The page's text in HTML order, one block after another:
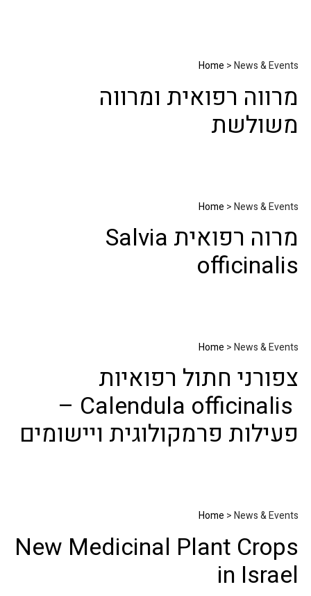
Home > News & Events
מרווה רפואית ומרווה
משולשת
Home > News & Events
מרוה רפואית Salvia
officinalis
Home > News & Events
צפורני חתול רפואיות
Calendula officinalis –
פעילות פרמקולוגית ויישומים
Home > News & Events
New Medicinal Plant Crops
in Israel